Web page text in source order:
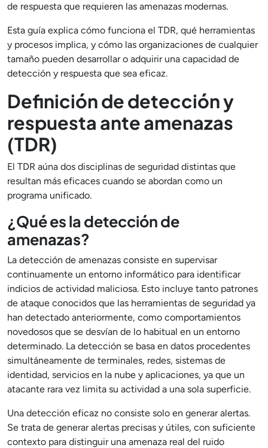
de respuesta que requieren las amenazas modernas.
Esta guía explica cómo funciona el TDR, qué herramientas
y procesos implica, y cómo las organizaciones de cualquier
tamaño pueden desarrollar o adquirir una capacidad de
detección y respuesta que sea eficaz.
Definición de detección y
respuesta ante amenazas
(TDR)
El TDR aúna dos disciplinas de seguridad distintas que
resultan más eficaces cuando se abordan como un
programa unificado.
¿Qué es la detección de
amenazas?
La detección de amenazas consiste en supervisar
continuamente un entorno informático para identificar
indicios de actividad maliciosa. Esto incluye tanto patrones
de ataque conocidos que las herramientas de seguridad ya
han detectado anteriormente, como comportamientos
novedosos que se desvían de lo habitual en un entorno
determinado. La detección se basa en datos procedentes
simultáneamente de terminales, redes, sistemas de
identidad, servicios en la nube y aplicaciones, ya que un
atacante rara vez limita su actividad a una sola superficie.
Una detección eficaz no consiste solo en generar alertas.
Se trata de generar alertas precisas y útiles, con suficiente
contexto para distinguir una amenaza real del ruido